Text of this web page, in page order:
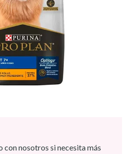
con nosotros si necesita más